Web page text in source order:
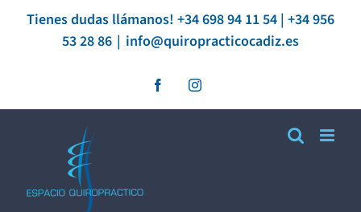
SaltarTienes dudas llámanos! +34 698 94 11 54 | +34 956
53 28 86 | info@quiropracticocadiz.es
FacebookInstagram